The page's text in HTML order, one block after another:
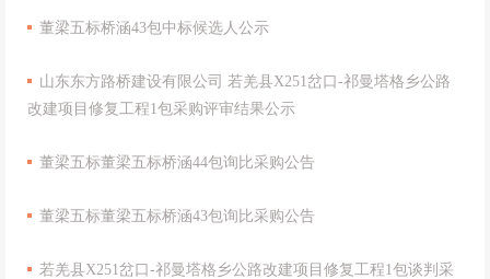
董梁五标桥涵43包中标候选人公示
山东东方路桥建设有限公司 若羌县X251岔口-祁曼塔格乡公路
改建项目修复工程1包采购评审结果公示
董梁五标董梁五标桥涵44包询比采购公告
董梁五标董梁五标桥涵43包询比采购公告
若羌县X251岔口-祁曼塔格乡公路改建项目修复工程1包谈判采